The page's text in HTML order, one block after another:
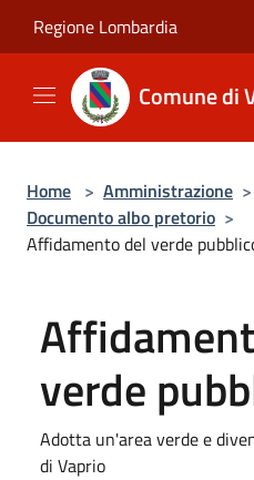
Regione Lombardia
Comune di
Home > Amministrazione >
Documento albo pretorio >
Affidamento del verde
verde
Adotta un'area verde e
di Vaprio